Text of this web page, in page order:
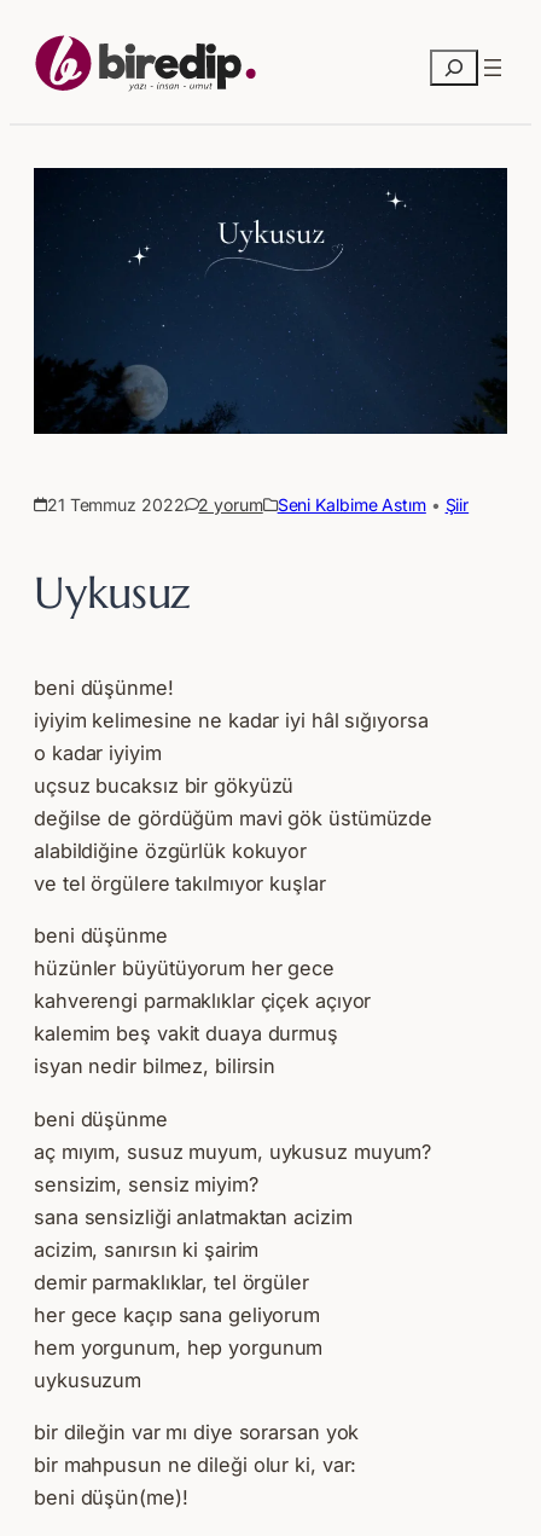
Ara
21 Temmuz 2022 2 yorum Seni Kalbime Astım • Şiir
Uykusuz
beni düşünme!
iyiyim kelimesine ne kadar iyi hâl sığıyorsa
o kadar iyiyim
uçsuz bucaksız bir gökyüzü
değilse de gördüğüm mavi gök üstümüzde
alabildiğine özgürlük kokuyor
ve tel örgülere takılmıyor kuşlar
beni düşünme
hüzünler büyütüyorum her gece
kahverengi parmaklıklar çiçek açıyor
kalemim beş vakit duaya durmuş
isyan nedir bilmez, bilirsin
beni düşünme
aç mıyım, susuz muyum, uykusuz muyum?
sensizim, sensiz miyim?
sana sensizliği anlatmaktan acizim
acizim, sanırsın ki şairim
demir parmaklıklar, tel örgüler
her gece kaçıp sana geliyorum
hem yorgunum, hep yorgunum
uykusuzum
bir dileğin var mı diye sorarsan yok
bir mahpusun ne dileği olur ki, var:
beni düşün(me)!